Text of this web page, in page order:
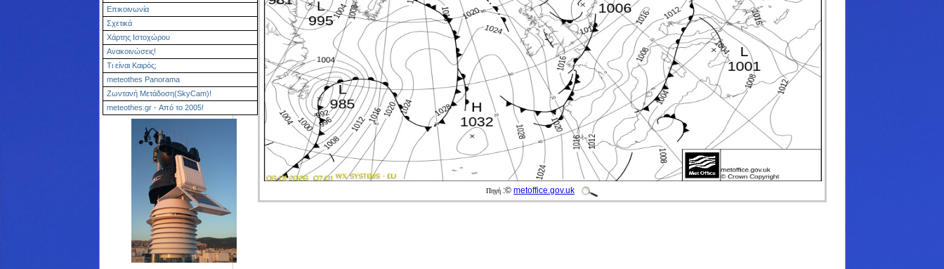
Επικοινωνία
Σχετικά
Χάρτης Ιστοχώρου
Ανακοινώσεις!
Τι είναι Καιρός;
meteothes Panorama
Ζωντανή Μετάδοση(SkyCam)!
meteothes.gr - Από το 2005!
Πηγή :©metoffice.gov.uk